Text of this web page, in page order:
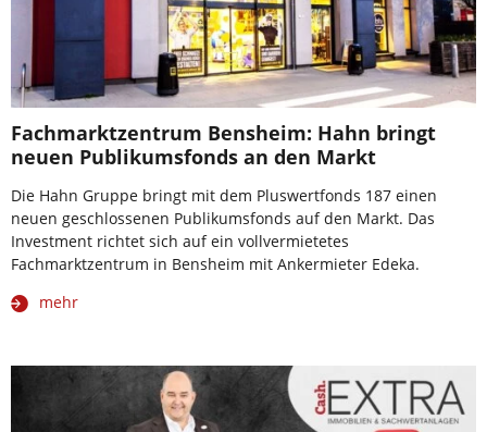
Fachmarktzentrum Bensheim: Hahn bringt
neuen Publikumsfonds an den Markt
Die Hahn Gruppe bringt mit dem Pluswertfonds 187 einen
neuen geschlossenen Publikumsfonds auf den Markt. Das
Investment richtet sich auf ein vollvermietetes
Fachmarktzentrum in Bensheim mit Ankermieter Edeka.
mehr